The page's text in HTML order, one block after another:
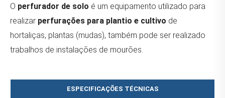
O perfurador de solo é um equipamento utilizado para
realizar perfurações para plantio e cultivo de
hortaliças, plantas (mudas), também pode ser realizado
trabalhos de instalações de mourões.
ESPECIFICAÇÕES TÉCNICAS